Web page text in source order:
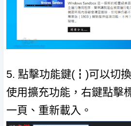
5. 點擊功能鍵(┇)可以切
使用擴充功能，右鍵點擊
一頁、重新載入。